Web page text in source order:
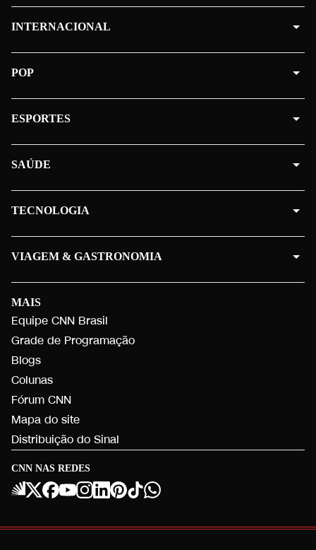
CNN NAS REDES
MAIS
Equipe CNN Brasil
Grade de Programação
Blogs
Colunas
Fórum CNN
Mapa do site
Distribuição do Sinal
INTERNACIONAL
POP
ESPORTES
SAÚDE
TECNOLOGIA
VIAGEM & GASTRONOMIA